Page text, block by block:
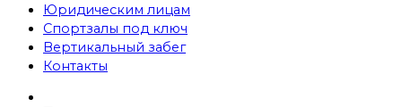
Юридическим лицам
Спортзалы под ключ
Вертикальный забег
Контакты